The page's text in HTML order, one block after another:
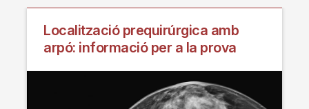
Localització prequirúrgica amb
arpó: informació per a la prova